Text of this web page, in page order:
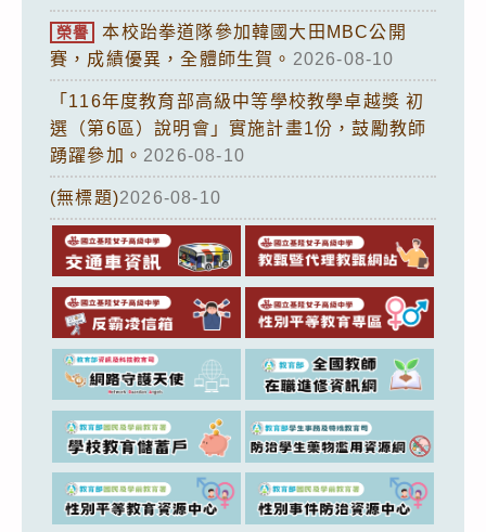
榮譽
本校跆拳道隊參加韓國大田MBC公開
賽，成績優異，全體師生賀。 2026-08-10
「116年度教育部高級中等學校教學卓越獎 初
選（第6區）說明會」實施計畫1份，鼓勵教師
踴躍參加。 2026-08-10
(無標題)2026-08-10